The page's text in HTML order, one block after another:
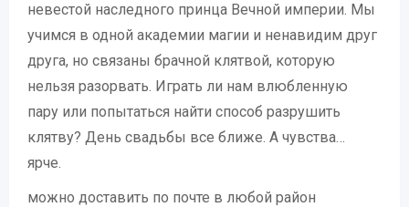
невестой наследного принца Вечной империи. Мы
учимся в одной академии магии и ненавидим друг
друга, но связаны брачной клятвой, которую
нельзя разорвать. Играть ли нам влюбленную
пару или попытаться найти способ разрушить
клятву? День свадьбы все ближе. А чувства…
ярче.
можно доставить по почте в любой район